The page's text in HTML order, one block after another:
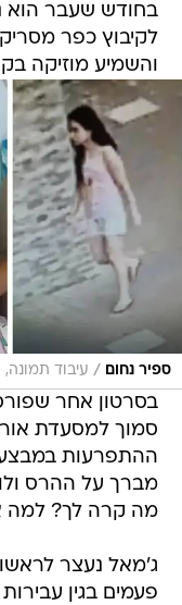
בחודש שעבר הוא
לקיבוץ כפר
והשמיע מוזיקה
ספיר נחום / עיבוד תמונה,
בסרטון אחר
סמוך למסעדת
ההתפרעות במבצע
מברך על ההרס
מה קרה לך? למה
פעמים בגין